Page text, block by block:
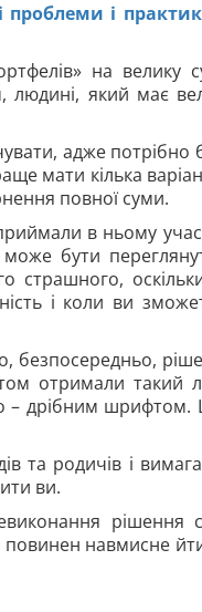
проблеми і
на велику
людині, який має
адже потрібно
мати кілька
повної суми.
в ньому
бути
страшного,
і коли ви
безпосередньо,
отримали такий
– дрібним шрифтом.
та родичів і
ви.
рішення
повинен навмисне